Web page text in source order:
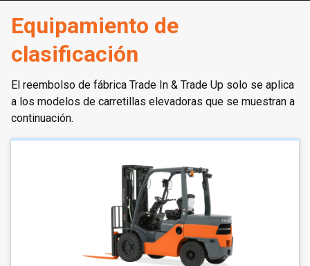
Equipamiento de
clasificación
El reembolso de fábrica Trade In & Trade Up solo se aplica
a los modelos de carretillas elevadoras que se muestran a
continuación.